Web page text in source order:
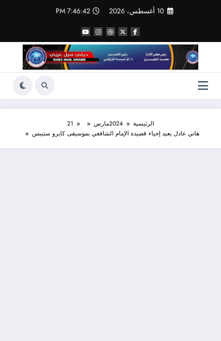
10 أغسطس، 2026 7:46:43 PM
الرئيسية 2024مارس
21
هاني عادل يعيد إحياء قصيدة الإمام الشافعي بموسيقى كايرو ستيبس